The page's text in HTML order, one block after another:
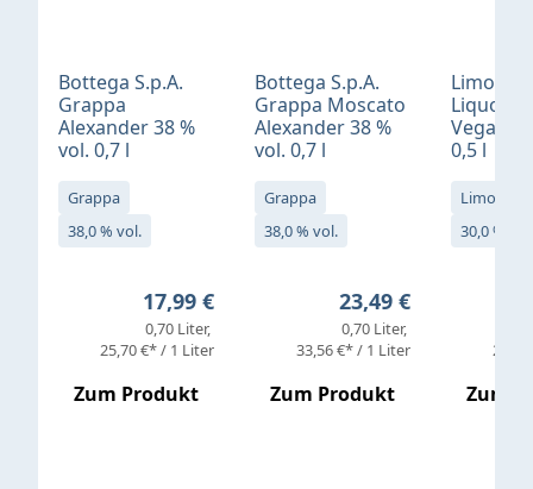
Bottega S.p.A.
Grappa
Alexander 38 %
vol. 0,7 l
Grappa
38,0 % vol.
Regulärer Preis:
17,99 €
0,70 Liter
25,70 €* / 1 Liter
Zum Produkt
Bottega S.p.A.
Grappa Moscato
Alexander 38 %
vol. 0,7 l
Grappa
38,0 % vol.
Regulärer Preis:
23,49 €
0,70 Liter
33,56 €* / 1 Liter
Zum Produkt
Liquore
Vegan
0,5 l
30,0 % vol.
Zum